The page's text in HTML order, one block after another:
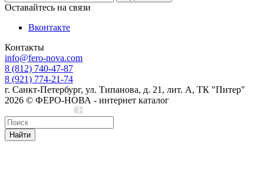
Оставайтесь на связи
Вконтакте
Контакты
info@fero-nova.com
8 (812) 740-47-87
8 (921) 774-21-74
г. Санкт-Петербург, ул. Типанова, д. 21, лит. А, ТК "Питер"
2026 © ФЕРО-НОВА - интернет каталог
Найти